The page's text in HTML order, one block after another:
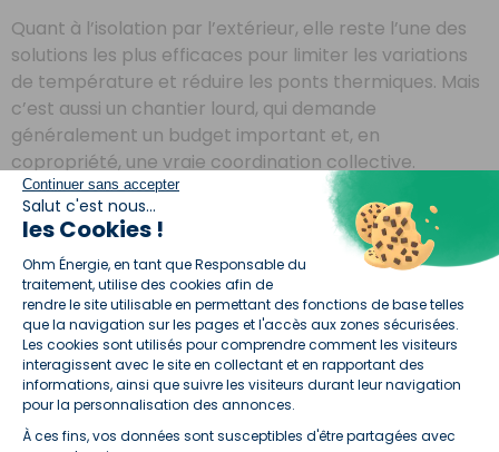
Quant à l’isolation par l’extérieur, elle reste l’une des
solutions les plus efficaces pour limiter les variations
de température et réduire les ponts thermiques. Mais
c’est aussi un chantier lourd, qui demande
généralement un budget important et, en
copropriété, une vraie coordination collective.
Petits prix: allégez
votre facture
d'électricité
5 min
chrono
!
Sans
engagement
!
J'en profite !
Penser rénovation globale
plutôt que gestes isolés
Continuer sans accepter
Salut c'est nous...
les Cookies !
Plateforme de Gestion du Consentement
Ohm Énergie, en tant que Responsable du
traitement, utilise des cookies afin de
rendre le site utilisable en permettant des fonctions de base telles
que la navigation sur les pages et l'accès aux zones sécurisées.
Les cookies sont utilisés pour comprendre comment les visiteurs
interagissent avec le site en collectant et en rapportant des
informations, ainsi que suivre les visiteurs durant leur navigation
pour la personnalisation des annonces.
À ces fins, vos données sont susceptibles d'être partagées avec